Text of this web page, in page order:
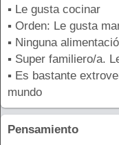
▪ Le gusta cocinar
▪ Orden: Le gusta
▪ Ninguna
▪ Super familiero/a.
▪ Es bastante
mundo
Pensamiento